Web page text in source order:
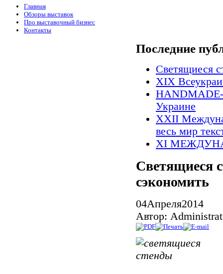
Главная
Обзоры выставок
Про выставочный бизнес
Контакты
Последние
Светящиеся
XIX
HANDMADE-
Украине
XXII
весь мир
XI
Светящиеся
сэкономить
04Апреля2014
Автор: